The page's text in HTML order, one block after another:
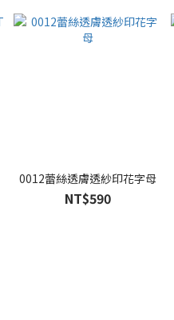
0012蕾絲透膚透紗印花字母
NT$590